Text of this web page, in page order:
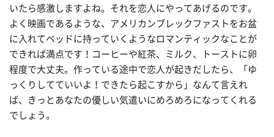
いたら感激しますよね。それを恋人にやってあげるのです。
よく映画であるような、アメリカンブレックファストをお盆
に入れてベッドに持っていくようなロマンティックなことが
できれば満点です！コーヒーや紅茶、ミルク、トーストに卵
程度で大丈夫。作っている途中で恋人が起きだしたら、「ゆ
っくりしてていいよ！できたら起こすから」なんて言えれ
ば、きっとあなたの優しい気遣いにめろめろになってくれる
でしょう。